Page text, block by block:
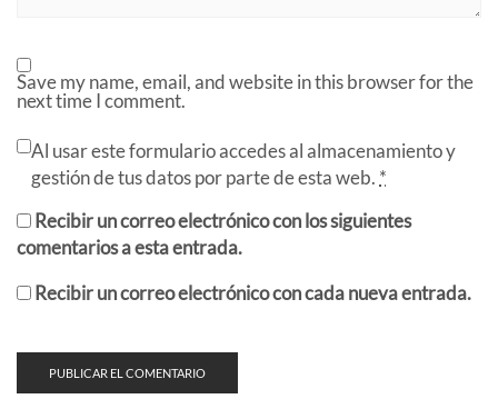
Save my name, email, and website in this browser for the
next time I comment.
Al usar este formulario accedes al almacenamiento y
gestión de tus datos por parte de esta web. *
Recibir un correo electrónico con los siguientes
comentarios a esta entrada.
Recibir un correo electrónico con cada nueva entrada.